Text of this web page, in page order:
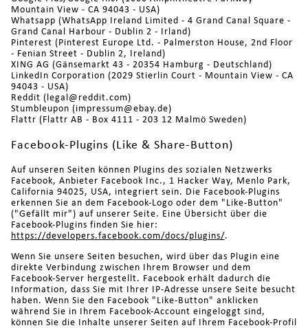
Mountain View - CA 94043 - USA)
Whatsapp (WhatsApp Ireland Limited - 4 Grand Canal Square -
Grand Canal Harbour - Dublin 2 - Irland)
Pinterest (Pinterest Europe Ltd. - Palmerston House, 2nd Floor
- Fenian Street - Dublin 2, Ireland)
XING AG (Gänsemarkt 43 - 20354 Hamburg - Deutschland)
LinkedIn Corporation (2029 Stierlin Court - Mountain View - CA
94043 - USA)
Reddit (legal@reddit.com)
Stumbleupon (impressum@ebay.de)
Flattr (Flattr AB - Box 4111 - 203 12 Malmö Sweden)
Facebook-Plugins (Like & Share-Button)
Auf unseren Seiten können Plugins des sozialen Netzwerks
Facebook, Anbieter Facebook Inc., 1 Hacker Way, Menlo Park,
California 94025, USA, integriert sein. Die Facebook-Plugins
erkennen Sie an dem Facebook-Logo oder dem "Like-Button"
("Gefällt mir") auf unserer Seite. Eine Übersicht über die
Facebook-Plugins finden Sie hier:
https://developers.facebook.com/docs/plugins/.
Wenn Sie unsere Seiten besuchen, wird über das Plugin eine
direkte Verbindung zwischen Ihrem Browser und dem
Facebook-Server hergestellt. Facebook erhält dadurch die
Information, dass Sie mit Ihrer IP-Adresse unsere Seite besucht
haben. Wenn Sie den Facebook "Like-Button" anklicken
während Sie in Ihrem Facebook-Account eingeloggt sind,
können Sie die Inhalte unserer Seiten auf Ihrem Facebook-Profil